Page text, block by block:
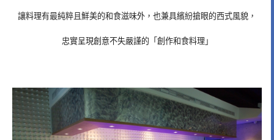
讓料理有最純粹且鮮美的和食滋味外，也兼具繽紛搶眼的西式風貌，
忠實呈現創意不失嚴謹的「創作和食料理」